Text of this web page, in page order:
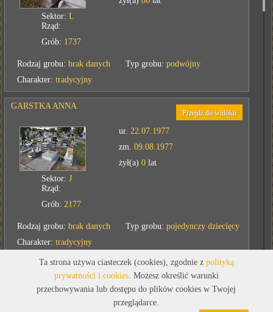
Sektor:L
Rząd:
Grób: 1737
Rodzaj grobu:brak danych Typ grobu:podwójny
Charakter:tradycyjny
GARSTKA ANNA
Przejdź do widoku
ur.22.07.1977
zm.09.08.1977
żył(a)0 lat
Sektor:J
Rząd:
Grób:2177
Rodzaj grobu:brak danych Typ grobu:pojedynczy dziecięcy
Charakter:tradycyjny
GOTTFRYD STANISŁAWA
Przejdź do widoku
ur.1923
zm. 09.08.2015
Ta strona używa ciasteczek (cookies), zgodnie z polityką
prywatności i cookies. Możesz określić warunki
przechowywania lub dostępu do plików cookies w Twojej
przeglądarce.